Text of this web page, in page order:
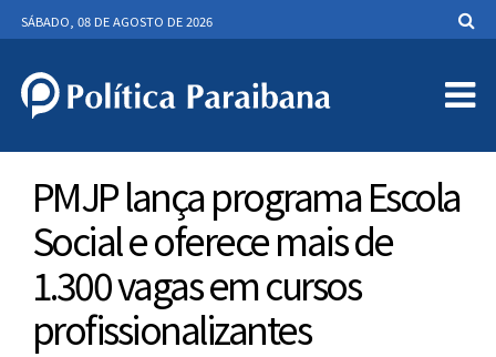
SÁBADO, 08 DE AGOSTO DE 2026
PMJP lança programa Escola
Social e oferece mais de
1.300 vagas em cursos
profissionalizantes